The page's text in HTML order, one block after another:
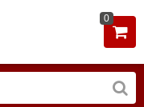
0